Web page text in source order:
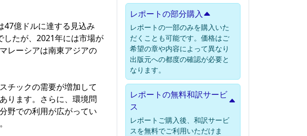
47億ドルに達する見込み
したが、2021年には市場が
レーシアは南東アジアの
チックの需要が増加して
ります。さらに、環境問
野での利用が広がってい
レポートの部分購入
レポートの一部のみを購入いた
だくことも可能です。価格はご
希望の章や内容によって異なり
出版元への都度の確認が必要と
なります。
レポートの無料和訳サービ
ス
レポートご購入後、和訳サービ
スを無料でご利用いただけま